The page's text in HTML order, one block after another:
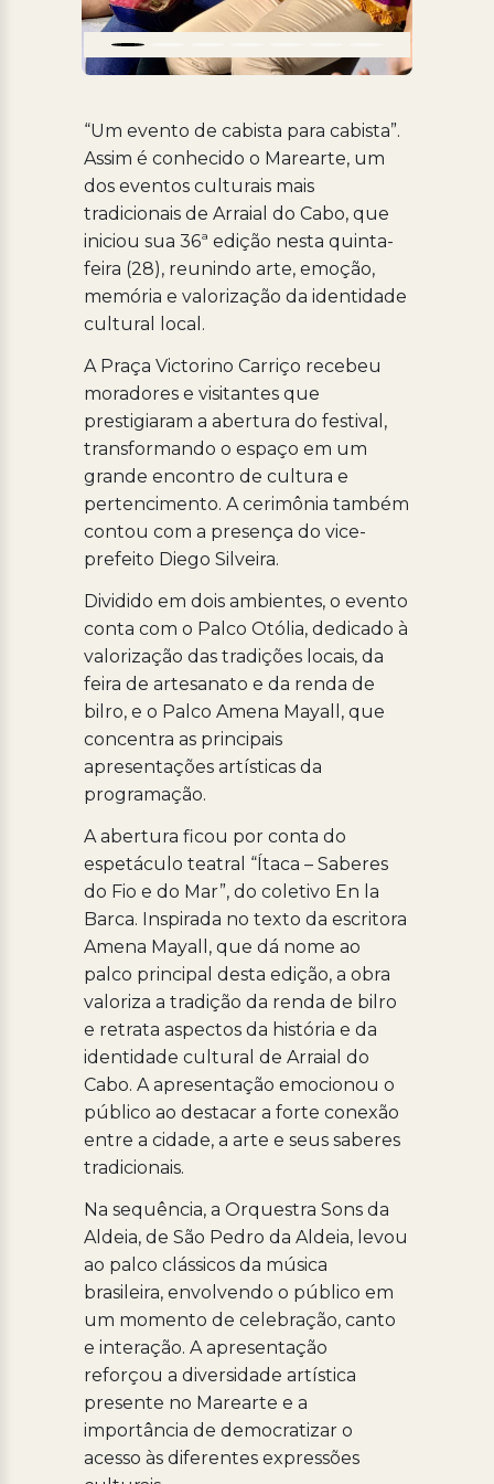
“Um evento de cabista para cabista”.
Assim é conhecido o Marearte, um
dos eventos culturais mais
tradicionais de Arraial do Cabo, que
iniciou sua 36ª edição nesta quinta-
feira (28), reunindo arte, emoção,
memória e valorização da identidade
cultural local.
A Praça Victorino Carriço recebeu
moradores e visitantes que
prestigiaram a abertura do festival,
transformando o espaço em um
grande encontro de cultura e
pertencimento. A cerimônia também
contou com a presença do vice-
prefeito Diego Silveira.
Dividido em dois ambientes, o evento
conta com o Palco Otólia, dedicado à
valorização das tradições locais, da
feira de artesanato e da renda de
bilro, e o Palco Amena Mayall, que
concentra as principais
apresentações artísticas da
programação.
A abertura ficou por conta do
espetáculo teatral “Ítaca – Saberes
do Fio e do Mar”, do coletivo En la
Barca. Inspirada no texto da escritora
Amena Mayall, que dá nome ao
palco principal desta edição, a obra
valoriza a tradição da renda de bilro
e retrata aspectos da história e da
identidade cultural de Arraial do
Cabo. A apresentação emocionou o
público ao destacar a forte conexão
entre a cidade, a arte e seus saberes
tradicionais.
Na sequência, a Orquestra Sons da
Aldeia, de São Pedro da Aldeia, levou
ao palco clássicos da música
brasileira, envolvendo o público em
um momento de celebração, canto
e interação. A apresentação
reforçou a diversidade artística
presente no Marearte e a
importância de democratizar o
acesso às diferentes expressões